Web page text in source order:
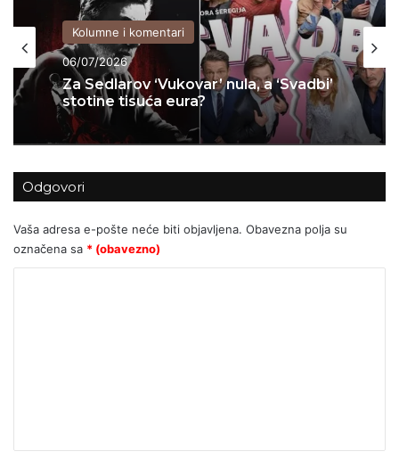
Kolumne i komentari
06/07/2026
Za Sedlarov ‘Vukovar’ nula, a ‘Svadbi’
stotine tisuća eura?
Odgovori
Vaša adresa e-pošte neće biti objavljena. Obavezna polja su
označena sa * (obavezno)